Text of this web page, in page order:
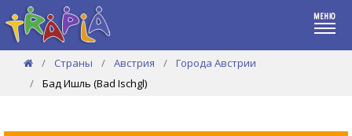
Страны Австрия
Города Австрии
Бад Ишль (Bad Ischgl)